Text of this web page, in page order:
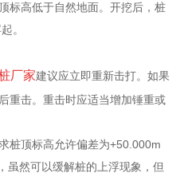
标高低于自然地面。开挖后，桩
。
厂家建议应立即重新击打。如果
重击。重击时应适当增加锤重或
桩顶标高允许偏差为+50.000m
虽然可以缓解桩的上浮现象，但